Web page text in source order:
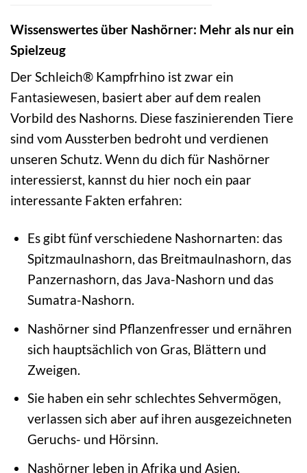
Wissenswertes über Nashörner: Mehr als nur ein
Spielzeug
Der Schleich® Kampfrhino ist zwar ein
Fantasiewesen, basiert aber auf dem realen
Vorbild des Nashorns. Diese faszinierenden Tiere
sind vom Aussterben bedroht und verdienen
unseren Schutz. Wenn du dich für Nashörner
interessierst, kannst du hier noch ein paar
interessante Fakten erfahren:
Es gibt fünf verschiedene Nashornarten: das
Spitzmaulnashorn, das Breitmaulnashorn, das
Panzernashorn, das Java-Nashorn und das
Sumatra-Nashorn.
Nashörner sind Pflanzenfresser und ernähren
sich hauptsächlich von Gras, Blättern und
Zweigen.
Sie haben ein sehr schlechtes Sehvermögen,
verlassen sich aber auf ihren ausgezeichneten
Geruchs- und Hörsinn.
Nashörner leben in Afrika und Asien.